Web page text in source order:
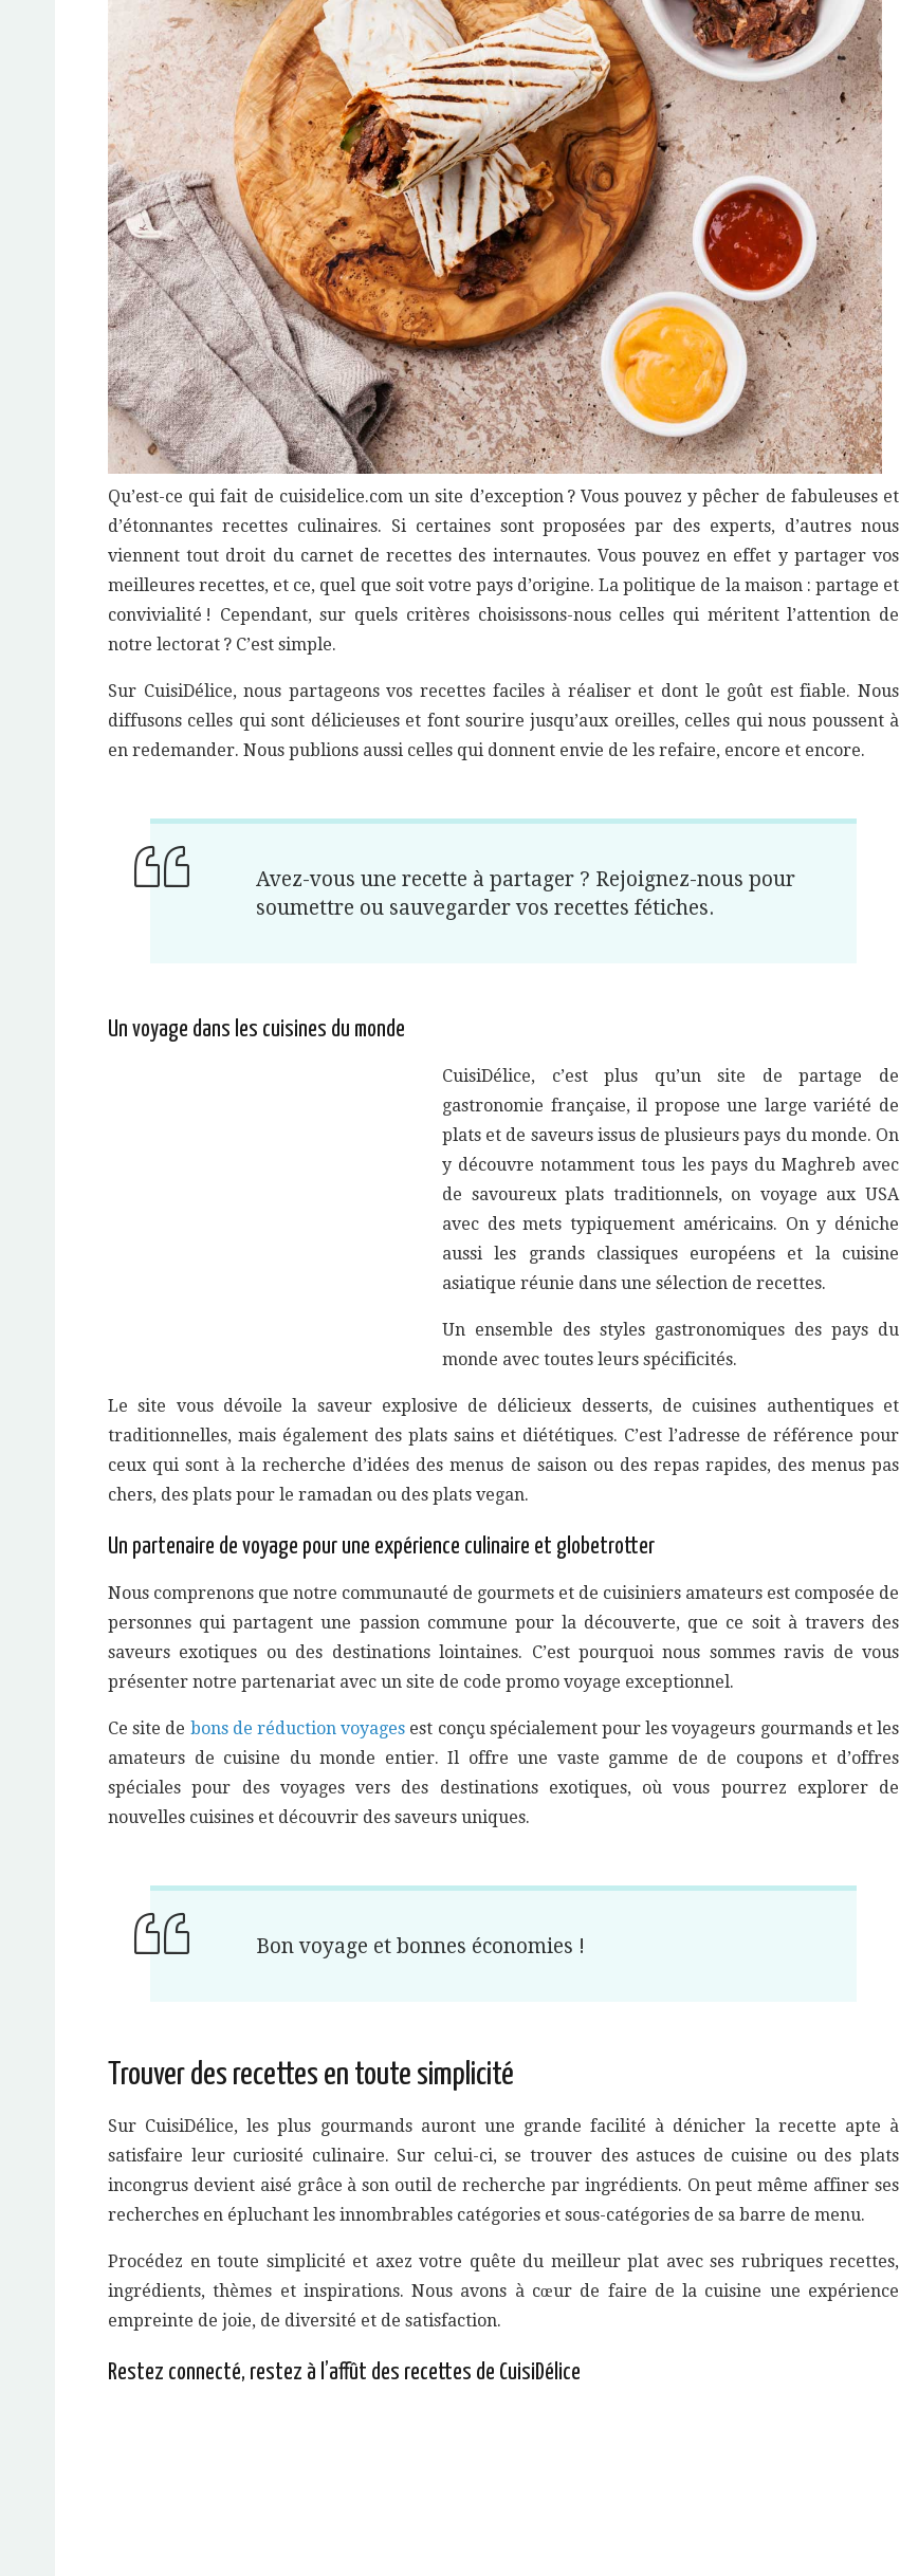
Qu’est-ce qui fait de cuisidelice.com un site d’exception ? Vous pouvez y pêcher de fabuleuses et
d’étonnantes recettes culinaires. Si certaines sont proposées par des experts, d’autres nous
viennent tout droit du carnet de recettes des internautes. Vous pouvez en effet y partager vos
meilleures recettes, et ce, quel que soit votre pays d’origine. La politique de la maison : partage et
convivialité ! Cependant, sur quels critères choisissons-nous celles qui méritent l’attention de
notre lectorat ? C’est simple.
Sur CuisiDélice, nous partageons vos recettes faciles à réaliser et dont le goût est fiable. Nous
diffusons celles qui sont délicieuses et font sourire jusqu’aux oreilles, celles qui nous poussent à
en redemander. Nous publions aussi celles qui donnent envie de les refaire, encore et encore.
Avez-vous une recette à partager ? Rejoignez-nous pour
soumettre ou sauvegarder vos recettes fétiches.
Un voyage dans les cuisines du monde
CuisiDélice, c’est plus qu’un site de partage de
gastronomie française, il propose une large variété de
plats et de saveurs issus de plusieurs pays du monde. On
y découvre notamment tous les pays du Maghreb avec
de savoureux plats traditionnels, on voyage aux USA
avec des mets typiquement américains. On y déniche
aussi les grands classiques européens et la cuisine
asiatique réunie dans une sélection de recettes.
Un ensemble des styles gastronomiques des pays du
monde avec toutes leurs spécificités.
Le site vous dévoile la saveur explosive de délicieux desserts, de cuisines authentiques et
traditionnelles, mais également des plats sains et diététiques. C’est l’adresse de référence pour
ceux qui sont à la recherche d’idées des menus de saison ou des repas rapides, des menus pas
chers, des plats pour le ramadan ou des plats vegan.
Un partenaire de voyage pour une expérience culinaire et globetrotter
Nous comprenons que notre communauté de gourmets et de cuisiniers amateurs est composée de
personnes qui partagent une passion commune pour la découverte, que ce soit à travers des
saveurs exotiques ou des destinations lointaines. C’est pourquoi nous sommes ravis de vous
présenter notre partenariat avec un site de code promo voyage exceptionnel.
Ce site de bons de réduction voyages est conçu spécialement pour les voyageurs gourmands et les
amateurs de cuisine du monde entier. Il offre une vaste gamme de de coupons et d’offres
spéciales pour des voyages vers des destinations exotiques, où vous pourrez explorer de
nouvelles cuisines et découvrir des saveurs uniques.
Bon voyage et bonnes économies !
Trouver des recettes en toute simplicité
Sur CuisiDélice, les plus gourmands auront une grande facilité à dénicher la recette apte à
satisfaire leur curiosité culinaire. Sur celui-ci, se trouver des astuces de cuisine ou des plats
incongrus devient aisé grâce à son outil de recherche par ingrédients. On peut même affiner ses
recherches en épluchant les innombrables catégories et sous-catégories de sa barre de menu.
Procédez en toute simplicité et axez votre quête du meilleur plat avec ses rubriques recettes,
ingrédients, thèmes et inspirations. Nous avons à cœur de faire de la cuisine une expérience
empreinte de joie, de diversité et de satisfaction.
Restez connecté, restez à l’affût des recettes de CuisiDélice